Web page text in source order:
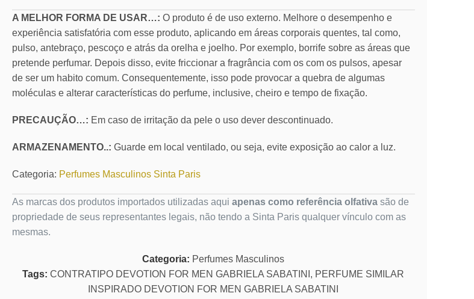
A MELHOR FORMA DE USAR…: O produto é de uso externo. Melhore o desempenho e
experiência satisfatória com esse produto, aplicando em áreas corporais quentes, tal como,
pulso, antebraço, pescoço e atrás da orelha e joelho. Por exemplo, borrife sobre as áreas que
pretende perfumar. Depois disso, evite friccionar a fragrância com os com os pulsos, apesar
de ser um habito comum. Consequentemente, isso pode provocar a quebra de algumas
moléculas e alterar características do perfume, inclusive, cheiro e tempo de fixação.
PRECAUÇÃO…: Em caso de irritação da pele o uso dever descontinuado.
ARMAZENAMENTO..: Guarde em local ventilado, ou seja, evite exposição ao calor a luz.
Categoria: Perfumes Masculinos Sinta Paris
As marcas dos produtos importados utilizadas aqui apenas como referência olfativa são de
propriedade de seus representantes legais, não tendo a Sinta Paris qualquer vínculo com as
mesmas.
Categoria: Perfumes Masculinos
Tags: CONTRATIPO DEVOTION FOR MEN GABRIELA SABATINI , PERFUME SIMILAR
INSPIRADO DEVOTION FOR MEN GABRIELA SABATINI